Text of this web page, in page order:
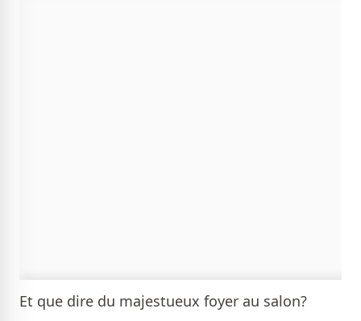
Et que dire du majestueux foyer au salon?